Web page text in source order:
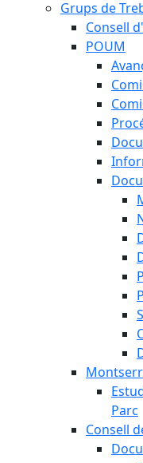
Grups de
Consell
POUM
Parc
Consell